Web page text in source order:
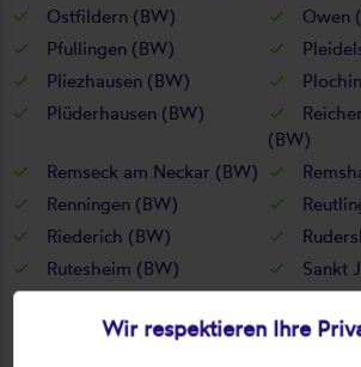
Ostfildern (BW)
Owen
Pfullingen (BW)
Pliezhausen (BW)
Plüderhausen (BW)
(BW)
Remseck am Neckar (BW)
Renningen (BW)
Riederich (BW)
Rutesheim (BW)
Sankt
Schorndorf (BW)
Wir respektieren Ihre